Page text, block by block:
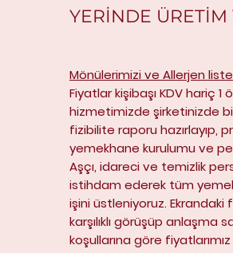
YERİNDE
Mönülerimizi ve Allerjen
Fiyatlar kişibaşı KDV hariç
hizmetimizde şirketinizde
fizibilite raporu hazırlayıp,
yemekhane kurulumu ve
Aşçı, idareci ve temizlik
istihdam ederek tüm
işini üstleniyoruz. Ekrandaki
karşılıklı görüşüp anlaşma
koşullarına göre